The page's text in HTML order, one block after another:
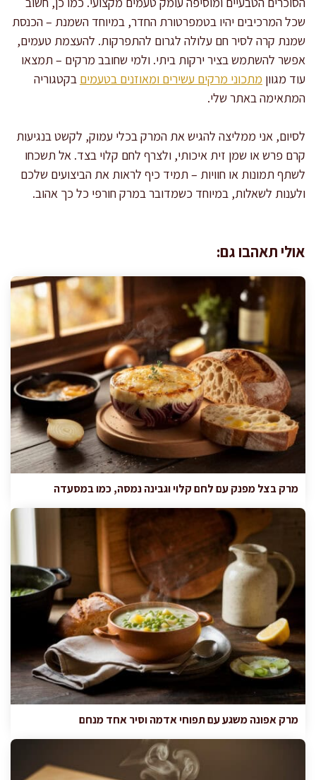
שכל המרכיבים יהיו בטמפרטורת החדר, במיוחד השמנת – הכנסת
שמנת קרה לסיר חם עלולה לגרום להתפרקות. להעצמת טעמים,
אפשר להשתמש בציר ירקות ביתי. ולמי שחובב מרקים – תמצאו
עוד מגוון מתכוני מרקים עשירים ומאוזנים בטעמים בקטגוריה
המתאימה באתר שלי.
לסיום, אני ממליצה להגיש את המרק בכלי עמוק, לקשט בנגיעות
קרם פרש או שמן זית איכותי, ולצרף לחם קלוי בצד. אל תשכחו
לשתף תמונות או חוויות – תמיד כיף לראות את הביצועים שלכם
ולענות לשאלות, במיוחד כשמדובר במרק חורפי כל כך אהוב.
אולי תאהבו גם:
מרק בצל מפנק עם לחם קלוי וגבינה נמסה, כמו במסעדה
מרק אפונה משגע עם תפוחי אדמה וסיר אחד מנחם